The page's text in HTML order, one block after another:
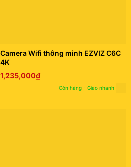
Camera Wifi thông minh EZVIZ C6C
4K
1,235,000₫
Còn hàng - Giao nhanh